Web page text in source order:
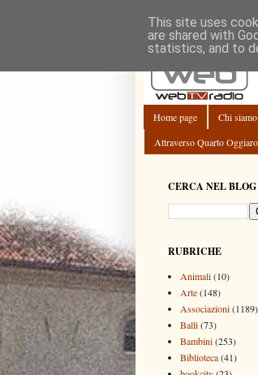
Home page Chi siamo
Attraverso Quarto
CERCA NEL BLOG
RUBRICHE
Animali(10)
Arte(148)
Associazioni(1189)
Balli(73)
Bambini(253)
Biblioteca(41)
This site uses
are shared with
statistics, and to